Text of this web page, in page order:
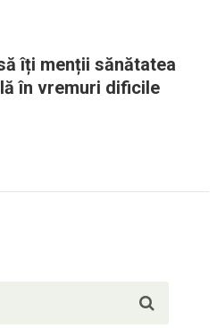
îți menții sănătatea
în vremuri dificile